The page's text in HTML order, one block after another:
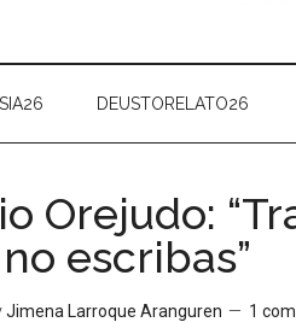
DEUSTORELATO26
Orejudo:
escribas”
Jimena Larroque Aranguren 1